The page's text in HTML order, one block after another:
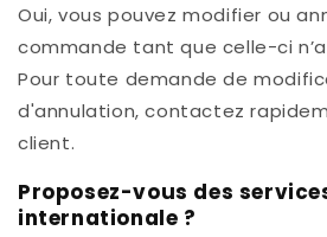
Oui, vous pouvez modifier ou
commande tant que celle-ci
Pour toute demande de
d'annulation, contactez
client.
Proposez-vous des
internationale ?